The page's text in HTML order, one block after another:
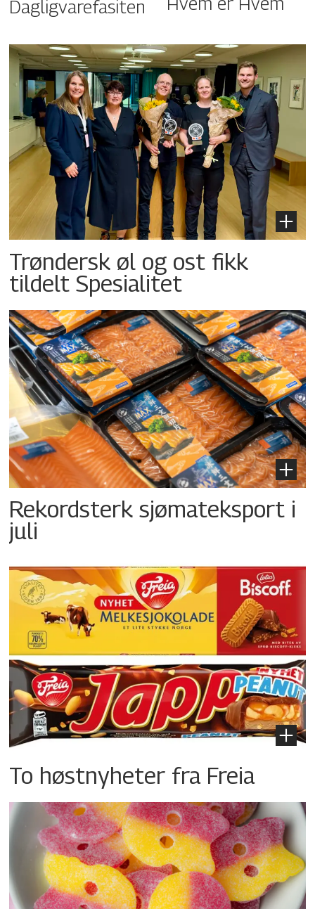
Dagligvarefasiten
Trøndersk øl og ost fikk
tildelt Spesialitet
Rekordsterk sjømateksport i
juli
To høstnyheter fra Freia